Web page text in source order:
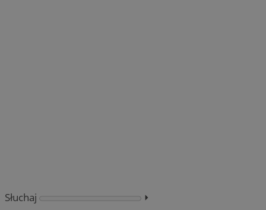
Słuchaj
⏵︎